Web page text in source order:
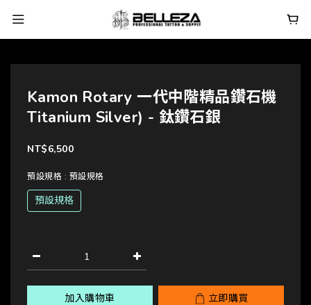
Kamon Rotary 一代中階精品鑽石機
Titanium Silver) - 鈦鑽石銀
NT$6,500
預設規格 : 預設規格
預設規格
加入購物車 立即購買